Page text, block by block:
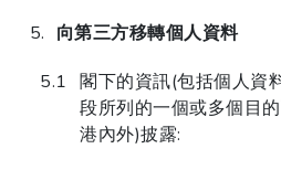
向第三方移轉個人資料
閣下的資訊(包括個人資
段所列的一個或多個目
港內外)披露: